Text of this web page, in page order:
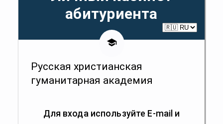
абитуриента
Русская христианская
гуманитарная академия
Для входа используйте E-mail и